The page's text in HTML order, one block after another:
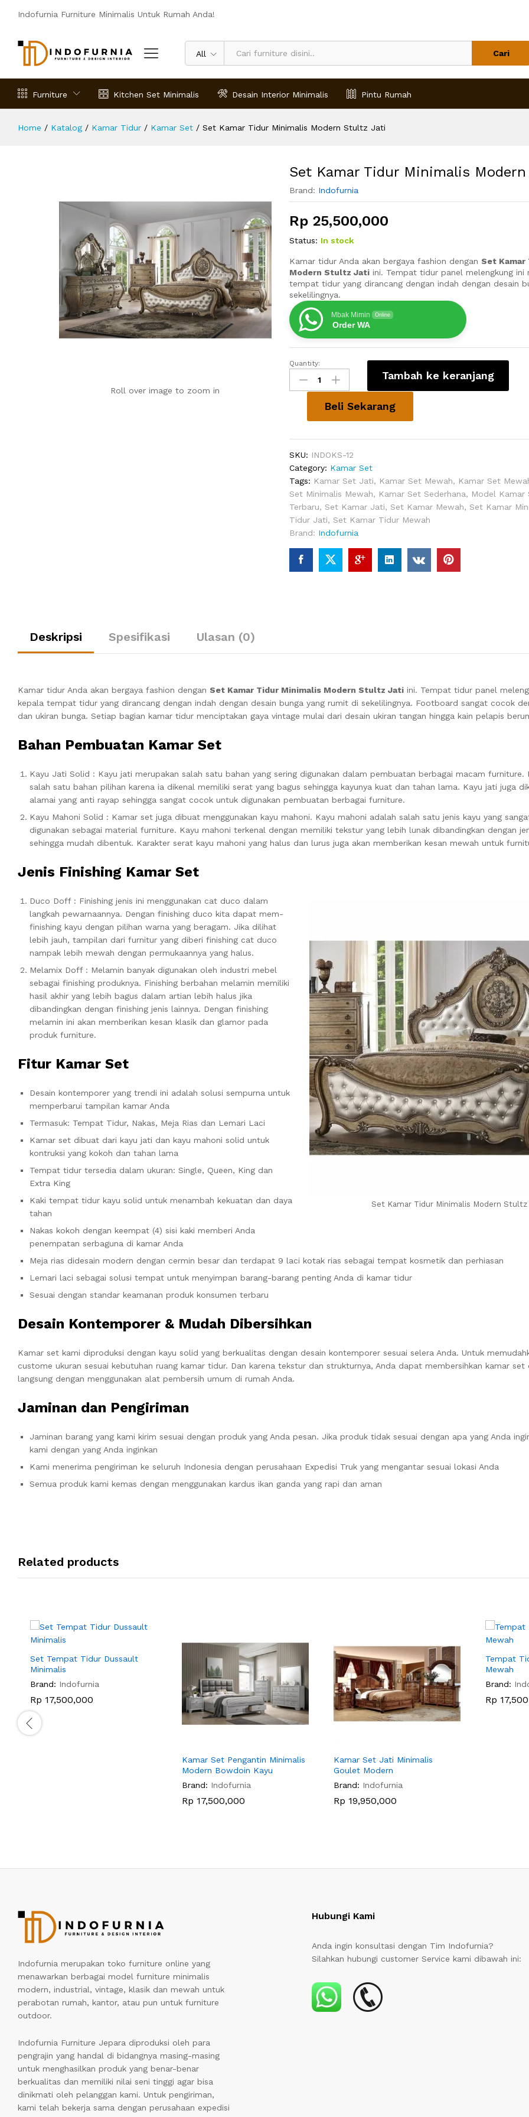
Indofurnia Furniture Minimalis Untuk Rumah Anda!
All Cari
Furniture Kitchen Set Minimalis Desain Interior Minimalis Pintu Rumah
Home / Katalog / Kamar Tidur / Kamar Set / Set Kamar Tidur Minimalis Modern Stultz Jati
Roll over image to zoom in
Set Kamar Tidur Minimalis
Brand: Indofurnia
Rp25,500,000
Status: In stock
Kamar tidur Anda akan bergaya fashion dengan Set Kamar
Modern Stultz Jatiini. Tempat tidur panel melengkung ini
tempat tidur yang dirancang dengan indah dengan desain
sekelilingnya.
Mbak Mimin Online
Order WA
Set
Kamar
Tidur
quantity
Quantity:
Tambah ke keranjang
Beli Sekarang
SKU: INDOKS-12
Category: Kamar Set
Tags: Kamar Set Jati, Kamar Set Mewah, Kamar Set
Set Minimalis Mewah, Kamar Set Sederhana, Model Kamar
Terbaru, Set Kamar Jati, Set Kamar Mewah, Set Kamar
Tidur Jati, Set Kamar Tidur Mewah
Brand: Indofurnia
Deskripsi Spesifikasi Ulasan (0)
Kamar tidur Anda akan bergaya fashion dengan Set Kamar Tidur Minimalis Modern Stultz Jati ini. Tempat tidur panel
kepala tempat tidur yang dirancang dengan indah dengan desain bunga yang rumit di sekelilingnya. Footboard sangat cocok
dan ukiran bunga. Setiap bagian kamar tidur menciptakan gaya vintage mulai dari desain ukiran tangan hingga kain pelapis
Bahan Pembuatan Kamar Set
Kayu Jati Solid : Kayu jati merupakan salah satu bahan yang sering digunakan dalam pembuatan berbagai macam furniture.
salah satu bahan pilihan karena ia dikenal memiliki serat yang bagus sehingga kayunya kuat dan tahan lama. Kayu jati juga
alamai yang anti rayap sehingga sangat cocok untuk digunakan pembuatan berbagai furniture.
Kayu Mahoni Solid : Kamar set juga dibuat menggunakan kayu mahoni. Kayu mahoni adalah salah satu jenis kayu yang
digunakan sebagai material furniture. Kayu mahoni terkenal dengan memiliki tekstur yang lebih lunak dibandingkan dengan
sehingga mudah dibentuk. Karakter serat kayu mahoni yang halus dan lurus juga akan memberikan kesan mewah untuk
Jenis Finishing Kamar Set
Set Kamar Tidur Minimalis Modern Stultz
Duco Doff : Finishing jenis ini menggunakan cat duco dalam
langkah pewarnaannya. Dengan finishing duco kita dapat mem-
finishing kayu dengan pilihan warna yang beragam. Jika dilihat
lebih jauh, tampilan dari furnitur yang diberi finishing cat duco
nampak lebih mewah dengan permukaannya yang halus.
Melamix Doff : Melamin banyak digunakan oleh industri mebel
sebagai finishing produknya. Finishing berbahan melamin memiliki
hasil akhir yang lebih bagus dalam artian lebih halus jika
dibandingkan dengan finishing jenis lainnya. Dengan finishing
melamin ini akan memberikan kesan klasik dan glamor pada
produk furniture.
Fitur Kamar Set
Desain kontemporer yang trendi ini adalah solusi sempurna untuk
memperbarui tampilan kamar Anda
Termasuk: Tempat Tidur, Nakas, Meja Rias dan Lemari Laci
Kamar set dibuat dari kayu jati dan kayu mahoni solid untuk
kontruksi yang kokoh dan tahan lama
Tempat tidur tersedia dalam ukuran: Single, Queen, King dan
Extra King
Kaki tempat tidur kayu solid untuk menambah kekuatan dan daya
tahan
Nakas kokoh dengan keempat (4) sisi kaki memberi Anda
penempatan serbaguna di kamar Anda
Meja rias didesain modern dengan cermin besar dan terdapat 9 laci kotak rias sebagai tempat kosmetik dan perhiasan
Lemari laci sebagai solusi tempat untuk menyimpan barang-barang penting Anda di kamar tidur
Sesuai dengan standar keamanan produk konsumen terbaru
Desain Kontemporer & Mudah Dibersihkan
Kamar set kami diproduksi dengan kayu solid yang berkualitas dengan desain kontemporer sesuai selera Anda. Untuk
custome ukuran sesuai kebutuhan ruang kamar tidur. Dan karena tekstur dan strukturnya, Anda dapat membersihkan kamar
langsung dengan menggunakan alat pembersih umum di rumah Anda.
Jaminan dan Pengiriman
Jaminan barang yang kami kirim sesuai dengan produk yang Anda pesan. Jika produk tidak sesuai dengan apa yang Anda
kami dengan yang Anda inginkan
Kami menerima pengiriman ke seluruh Indonesia dengan perusahaan Expedisi Truk yang mengantar sesuai lokasi Anda
Semua produk kami kemas dengan menggunakan kardus ikan ganda yang rapi dan aman
Related products
Set Tempat Tidur Dussault
Minimalis
Brand: Indofurnia
Rp 17,500,000
Kamar Set Pengantin Minimalis
Modern Bowdoin Kayu
Brand: Indofurnia
Rp 17,500,000
Kamar Set Jati Minimalis
Goulet Modern
Brand: Indofurnia
Rp 19,950,000
Tempat
Mewah
Brand:
Rp
Indofurnia merupakan toko furniture online yang
menawarkan berbagai model furniture minimalis
modern, industrial, vintage, klasik dan mewah untuk
perabotan rumah, kantor, atau pun untuk furniture
outdoor.
Indofurnia Furniture Jepara diproduksi oleh para
pengrajin yang handal di bidangnya masing-masing
untuk menghasilkan produk yang benar-benar
berkualitas dan memiliki nilai seni tinggi agar bisa
dinikmati oleh pelanggan kami. Untuk pengiriman,
kami telah bekerja sama dengan perusahaan expedisi
Hubungi Kami
Anda ingin konsultasi dengan Tim Indofurnia?
Silahkan hubungi customer Service kami dibawah ini:
Deskripsi Spesifikasi Ulasan (0)